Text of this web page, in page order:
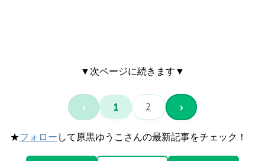
▼次ページに続きます▼
‹ 1 2 ›
★フォロー して原黒ゆうこさんの最新記事をチェック！